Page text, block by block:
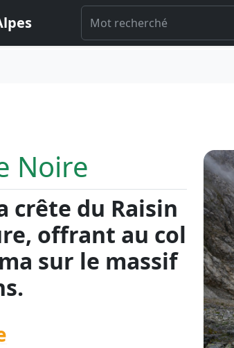
Noire
crête du Raisin
offrant au col
sur le massif